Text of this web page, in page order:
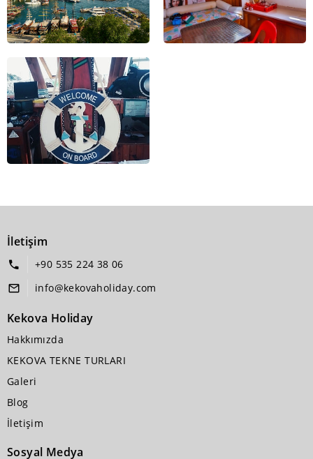
İletişim
+90 535 224 38 06
info@kekovaholiday.com
Kekova Holiday
Hakkımızda
KEKOVA TEKNE TURLARI
Galeri
Blog
İletişim
Sosyal Medya